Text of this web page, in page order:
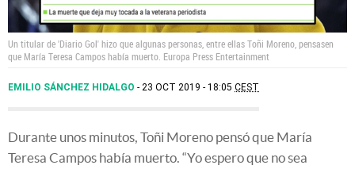
Un titular de 'Diario Gol' hizo que algunas personas, entre ellas Toñi Moreno, pensasen
que María Teresa Campos había muerto. Europa Press Entertainment
EMILIO SÁNCHEZ HIDALGO 23 OCT 2019 - 18:05 CEST
Durante unos minutos, Toñi Moreno pensó que María
Teresa Campos había muerto. “Yo espero que no sea